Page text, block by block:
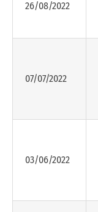
26/08/2022
07/07/2022
03/06/2022